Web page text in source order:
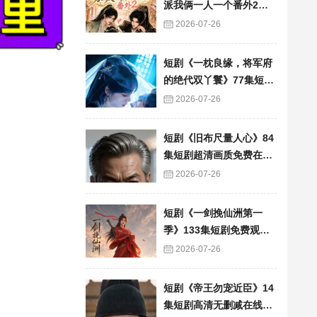
派我俩一人一个番外2》6
0集短剧高清完整版免费
2026-07-26
短剧《一枕良缘，将军府
的绝代双丫鬟》77集短剧
完整版免费畅享
2026-07-26
短剧《旧布尺量人心》84
集短剧超清画质免费在线
追 2026-07-26
短剧《一剑挽仙洲第一
季》133集短剧免费观看
完整版资源
2026-07-26
短剧《帝王勿宠近臣》14
集短剧高清无删减在线观